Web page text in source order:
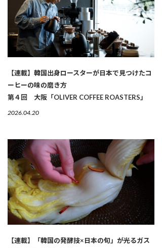
【連載】韓国出身ロースターが日本で見つけたコ
ーヒーの味の磨き方
第４回 大阪「OLIVER COFFEE ROASTERS」
2026.04.20
【連載】「韓国の発酵技×日本の旬」が光るガス